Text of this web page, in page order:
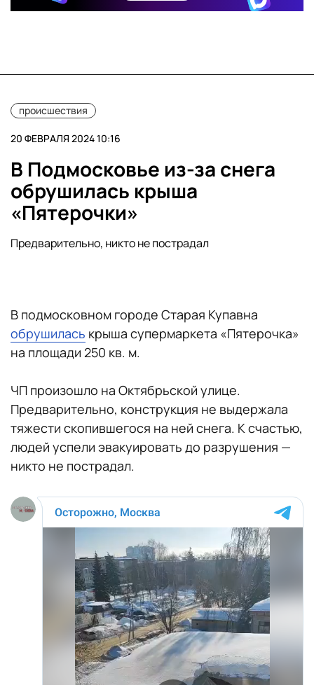
происшествия
20 ФЕВРАЛЯ 2024 10:16
В Подмосковье из-за снега
обрушилась крыша
«Пятерочки»
Предварительно, никто не пострадал
В подмосковном городе Старая Купавна
обрушилась крыша супермаркета «Пятерочка»
на площади 250 кв. м.
ЧП произошло на Октябрьской улице.
Предварительно, конструкция не выдержала
тяжести скопившегося на ней снега. К счастью,
людей успели эвакуировать до разрушения —
никто не пострадал.